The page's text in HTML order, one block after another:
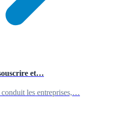
et…
conduit les entreprises,…